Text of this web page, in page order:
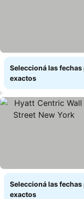
Seleccioná las
exactos
Seleccioná las
exactos